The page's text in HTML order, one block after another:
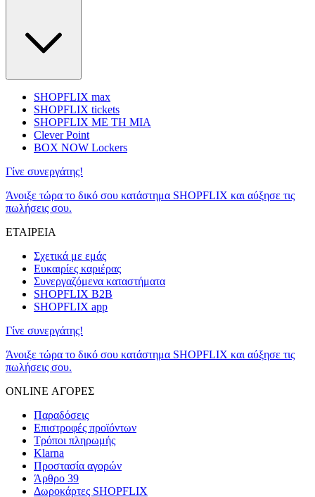
SHOPFLIX max
SHOPFLIX tickets
SHOPFLIX ΜΕ ΤΗ ΜΙΑ
Clever Point
BOX NOW Lockers
Γίνε συνεργάτης!
Άνοιξε τώρα το δικό σου κατάστημα SHOPFLIX και αύξησε τις
πωλήσεις σου.
ΕΤΑΙΡΕΙΑ
Σχετικά με εμάς
Ευκαιρίες καριέρας
Συνεργαζόμενα καταστήματα
SHOPFLIX B2B
SHOPFLIX app
Γίνε συνεργάτης!
Άνοιξε τώρα το δικό σου κατάστημα SHOPFLIX και αύξησε τις
πωλήσεις σου.
ONLINE ΑΓΟΡΕΣ
Παραδόσεις
Επιστροφές προϊόντων
Τρόποι πληρωμής
Klarna
Προστασία αγορών
Άρθρο 39
Δωροκάρτες SHOPFLIX